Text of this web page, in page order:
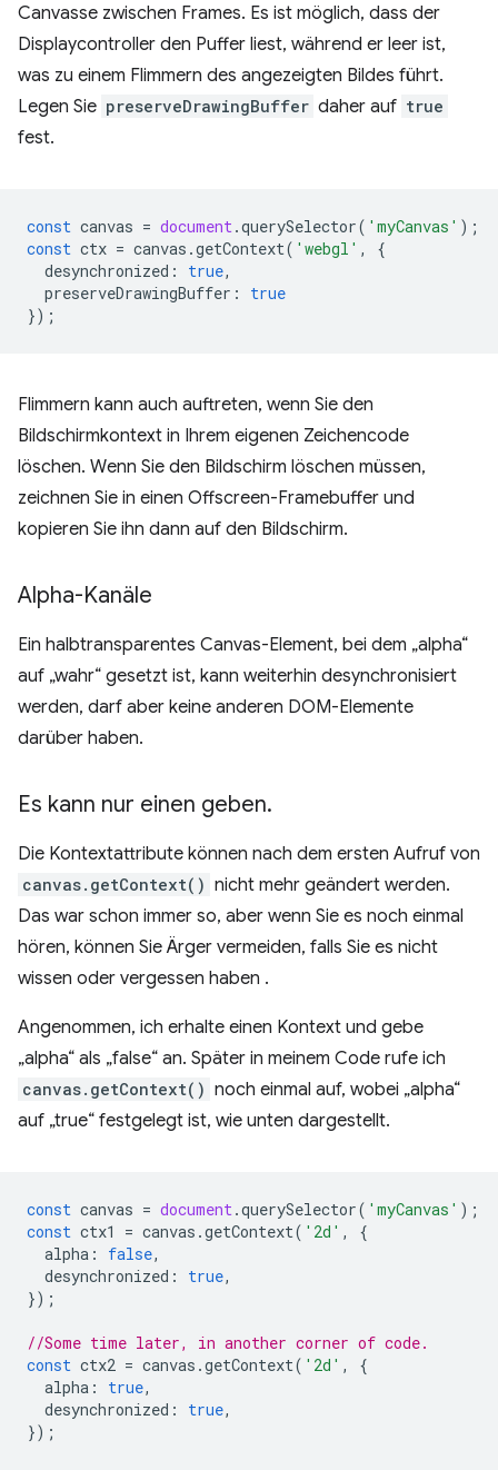
Canvasse zwischen Frames. Es ist möglich, dass der
Displaycontroller den Puffer liest, während er leer ist,
was zu einem Flimmern des angezeigten Bildes führt.
Legen Sie preserveDrawingBuffer daher auf true
fest.
const canvas = document.querySelector( 'myCanvas' );
const ctx = canvas .getContext( 'webgl' ,
{
desynchronized : true,
preserveDrawingBuffer :
true
});
Flimmern kann auch auftreten, wenn Sie den
Bildschirmkontext in Ihrem eigenen Zeichencode
löschen. Wenn Sie den Bildschirm löschen müssen,
zeichnen Sie in einen Offscreen-Framebuffer und
kopieren Sie ihn dann auf den Bildschirm.
Alpha-Kanäle
Ein halbtransparentes Canvas-Element, bei dem „alpha“
auf „wahr“ gesetzt ist, kann weiterhin desynchronisiert
werden, darf aber keine anderen DOM-Elemente
darüber haben.
Es kann nur einen geben.
Die Kontextattribute können nach dem ersten Aufruf von
canvas.getContext() nicht mehr geändert werden.
Das war schon immer so, aber wenn Sie es noch einmal
hören, können Sie Ärger vermeiden, falls Sie es nicht
wissen oder vergessen haben .
Angenommen, ich erhalte einen Kontext und gebe
„alpha“ als „false“ an. Später in meinem Code rufe ich
canvas.getContext() noch einmal auf, wobei „alpha“
auf „true“ festgelegt ist, wie unten dargestellt.
const canvas = document.querySelector( 'myCanvas' );
const ctx1 = canvas .getContext( '2d' ,
{
alpha : false,
desynchronized : true,
});
//Some time later, in another corner of code.
const ctx2 = canvas .getContext( '2d' ,
{
alpha : true,
desynchronized : true,
});